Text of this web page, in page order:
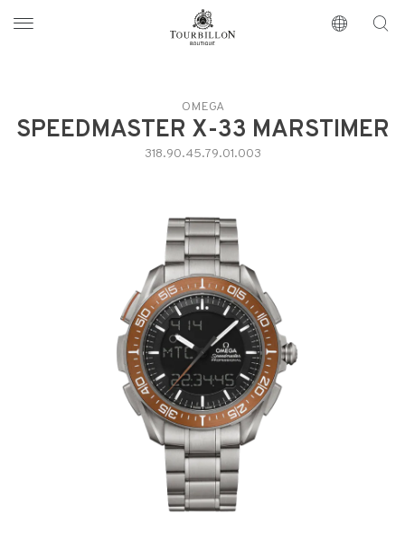
https://www.tourbillon.com/index.php/it
OMEGA
SPEEDMASTER X-33 MARSTIMER
318.90.45.79.01.003